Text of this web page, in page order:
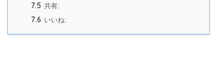
7.5 共有:
7.6 いいね: